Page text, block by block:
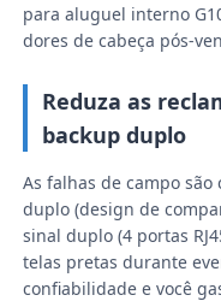
Vídeos
Espetáculo VR
Sobre nós
Visita à Fábrica
para aluguel interno
dores de cabeça pós-
Reduza as
backup duplo
As falhas de campo
duplo (design de
sinal duplo (4 portas
telas pretas durante
confiabilidade e você